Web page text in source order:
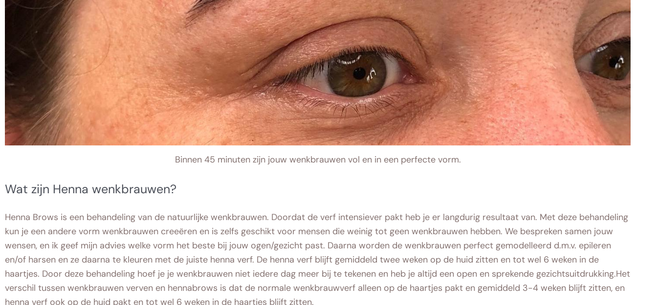
Binnen 45 minuten zijn jouw wenkbrauwen vol en in een perfecte vorm.
Wat zijn Henna wenkbrauwen?
Henna Brows is een behandeling van de natuurlijke wenkbrauwen. Doordat de verf intensiever pakt heb je er langdurig resultaat van. Met deze behandeling
kun je een andere vorm wenkbrauwen creeëren en is zelfs geschikt voor mensen die weinig tot geen wenkbrauwen hebben. We bespreken samen jouw
wensen, en ik geef mijn advies welke vorm het beste bij jouw ogen/gezicht past. Daarna worden de wenkbrauwen perfect gemodelleerd d.m.v. epileren
en/of harsen en ze daarna te kleuren met de juiste henna verf. De henna verf blijft gemiddeld twee weken op de huid zitten en tot wel 6 weken in de
haartjes. Door deze behandeling hoef je je wenkbrauwen niet iedere dag meer bij te tekenen en heb je altijd een open en sprekende gezichtsuitdrukking.Het
verschil tussen wenkbrauwen verven en hennabrows is dat de normale wenkbrauwverf alleen op de haartjes pakt en gemiddeld 3-4 weken blijft zitten, en
henna verf ook op de huid pakt en tot wel 6 weken in de haartjes blijft zitten.